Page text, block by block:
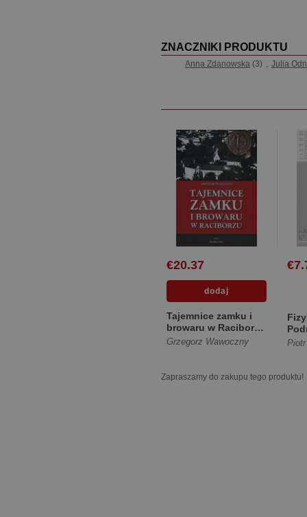
ZNACZNIKI PRODUKTU
Anna Zdanowska (3) , Julia
€20.37
Tajemnice zamku i
browaru w Raciborzu
[Twarda]
Grzegorz Wawoczny
Zapraszamy do zakupu tego produktu!